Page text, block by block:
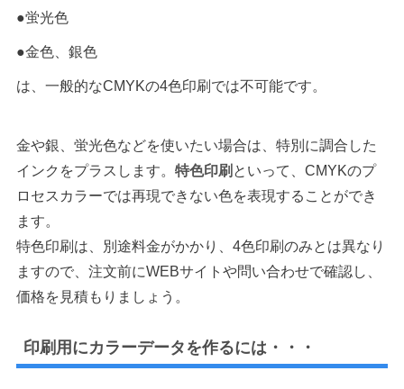
●蛍光色
●金色、銀色
は、一般的なCMYKの4色印刷では不可能です。
金や銀、蛍光色などを使いたい場合は、特別に調合した
インクをプラスします。 特色印刷 といって、CMYKのプ
ロセスカラーでは再現できない色を表現することができ
ます。
特色印刷は、別途料金がかかり、4色印刷のみとは異なり
ますので、注文前にWEBサイトや問い合わせで確認し、
価格を見積もりましょう。
印刷用にカラーデータを作るには・・・